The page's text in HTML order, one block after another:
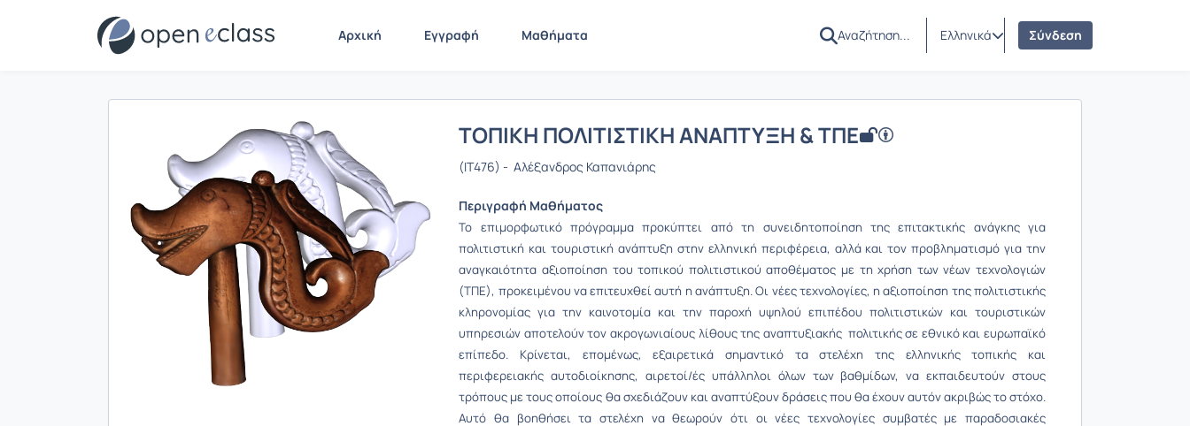
Αρχική Εγγραφή Μαθήματα Ελληνικά Σύνδεση
Παρουσίαση/Προβολή
ΤΟΠΙΚΗ ΠΟΛΙΤΙΣΤΙΚΗ ΑΝΑΠΤΥΞΗ & ΤΠΕ
(IT476) - Αλέξανδρος Καπανιάρης
Περιγραφή Μαθήματος
Το επιμορφωτικό πρόγραμμα προκύπτει από τη συνειδητοποίηση της επιτακτικής ανάγκης για
πολιτιστική και τουριστική ανάπτυξη στην ελληνική περιφέρεια, αλλά και τον προβληματισμό για την
αναγκαιότητα αξιοποίηση του τοπικού πολιτιστικού αποθέματος με τη χρήση των νέων τεχνολογιών
(ΤΠΕ), προκειμένου να επιτευχθεί αυτή η ανάπτυξη. Οι νέες τεχνολογίες, η αξιοποίηση της πολιτιστικής
κληρονομίας για την καινοτομία και την παροχή υψηλού επιπέδου πολιτιστικών και τουριστικών
υπηρεσιών αποτελούν τον ακρογωνιαίους λίθους της αναπτυξιακής πολιτικής σε εθνικό και ευρωπαϊκό
επίπεδο. Κρίνεται, επομένως, εξαιρετικά σημαντικό τα στελέχη της ελληνικής τοπικής και
περιφερειακής αυτοδιοίκησης, αιρετοί/ές υπάλληλοι όλων των βαθμίδων, να εκπαιδευτούν στους
τρόπους με τους οποίους θα σχεδιάζουν και αναπτύξουν δράσεις που θα έχουν αυτόν ακριβώς το στόχο.
Αυτό θα βοηθήσει τα στελέχη να θεωρούν ότι οι νέες τεχνολογίες συμβατές με παραδοσιακές